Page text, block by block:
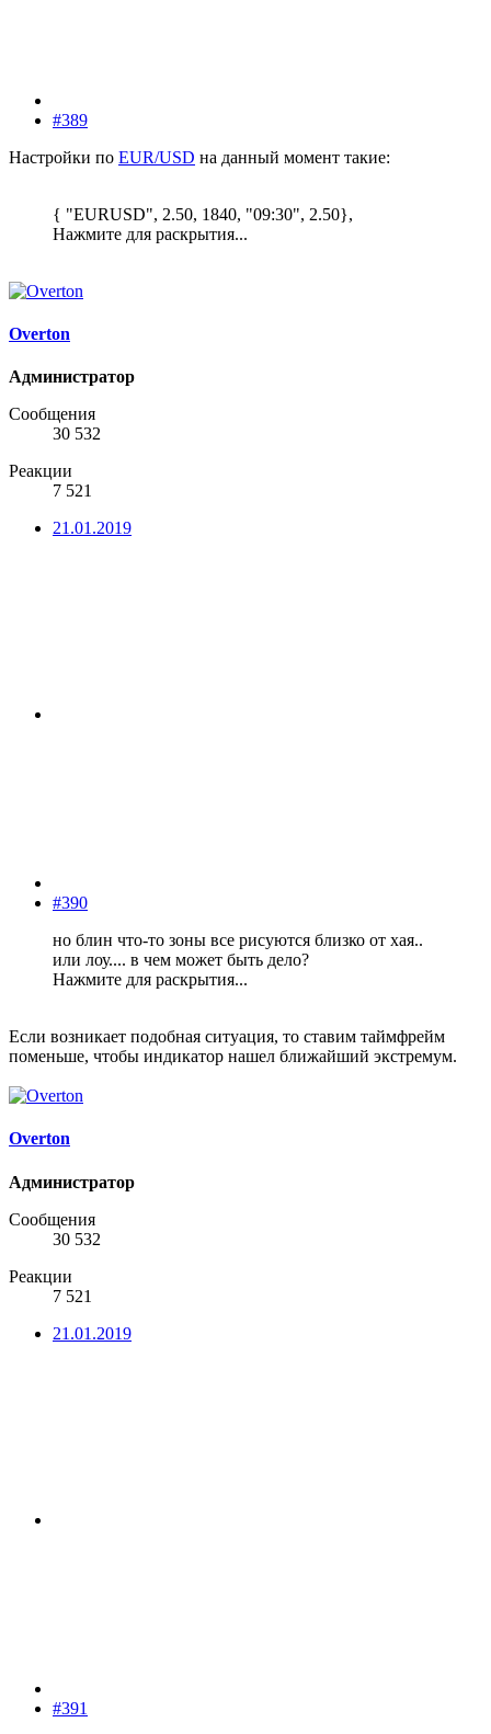
#389
Настройки по EUR/USD на данный момент такие:
{ "EURUSD", 2.50, 1840, "09:30", 2.50},
Нажмите для раскрытия...
Overton
Администратор
Сообщения
30 532
Реакции
7 521
21.01.2019
#390
но блин что-то зоны все рисуются близко от хая..
или лоу.... в чем может быть дело?
Нажмите для раскрытия...
Если возникает подобная ситуация, то ставим таймфрейм
поменьше, чтобы индикатор нашел ближайший экстремум.
Overton
Администратор
Сообщения
30 532
Реакции
7 521
21.01.2019
#391